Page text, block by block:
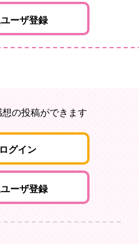
ーザ登録
の投稿ができます
ログイン
ーザ登録